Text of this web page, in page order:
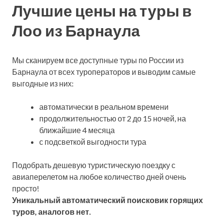
Лучшие цены на туры в
Лоо из Барнаула
Мы сканируем все доступные туры по России из
Барнаула от всех туроператоров и выводим самые
выгодные из них:
автоматически в реальном времени
продолжительностью от 2 до 15 ночей, на
ближайшие 4 месяца
с подсветкой выгодности тура
Подобрать дешевую туристическую поездку с
авиаперелетом на любое количество дней очень
просто!
Уникальный автоматический поисковик горящих
туров, аналогов нет.